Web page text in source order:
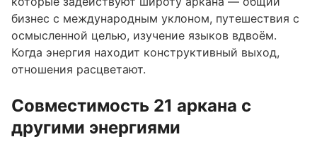
бизнес с международным уклоном, путешествия с
осмысленной целью, изучение языков вдвоём.
Когда энергия находит конструктивный выход,
отношения расцветают.
Совместимость 21 аркана с
другими энергиями